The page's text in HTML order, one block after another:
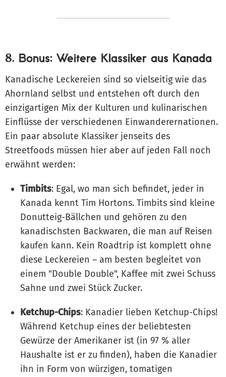
8. Bonus: Weitere Klassiker aus Kanada
Kanadische Leckereien sind so vielseitig wie das
Ahornland selbst und entstehen oft durch den
einzigartigen Mix der Kulturen und kulinarischen
Einflüsse der verschiedenen Einwanderernationen.
Ein paar absolute Klassiker jenseits des
Streetfoods müssen hier aber auf jeden Fall noch
erwähnt werden:
Timbits: Egal, wo man sich befindet, jeder in
Kanada kennt Tim Hortons. Timbits sind kleine
Donutteig-Bällchen und gehören zu den
kanadischsten Backwaren, die man auf Reisen
kaufen kann. Kein Roadtrip ist komplett ohne
diese Leckereien – am besten begleitet von
einem "Double Double", Kaffee mit zwei Schuss
Sahne und zwei Stück Zucker.
Ketchup-Chips: Kanadier lieben Ketchup-Chips!
Während Ketchup eines der beliebtesten
Gewürze der Amerikaner ist (in 97 % aller
Haushalte ist er zu finden), haben die Kanadier
ihn in Form von würzigen, tomatigen